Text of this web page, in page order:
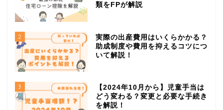
類をFPが解説
2
実際の出産費用はいくらかかる？
助成制度や費用を抑えるコツにつ
いて解説！
3
【2024年10月から】児童手当は
どう変わる？変更と必要な手続き
を解説！